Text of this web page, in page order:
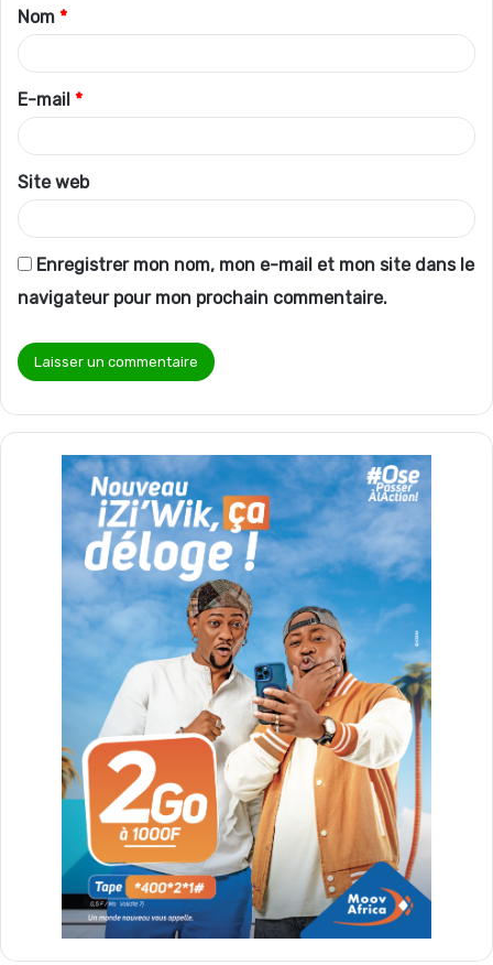
a
i
r
e
*
Nom *
E-mail *
Site web
Enregistrer mon nom, mon e-mail et mon site dans le
navigateur pour mon prochain commentaire.